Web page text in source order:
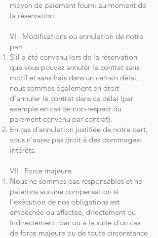
moyen de paiement fourni au moment de
la réservation.
VI . Modifications ou annulation de notre
part
S'il a été convenu lors de la réservation
que vous pouvez annuler le contrat sans
motif et sans frais dans un certain délai,
nous sommes également en droit
d'annuler le contrat dans ce délai (par
exemple en cas de non-respect du
paiement convenu par contrat).
En cas d'annulation justifiée de notre part,
vous n'aurez pas droit à des dommages-
intérêts.
VII . Force majeure
Nous ne sommes pas responsables et ne
paierons aucune compensation si
l'exécution de nos obligations est
empêchée ou affectée, directement ou
indirectement, par ou à la suite d'un cas
de force majeure ou de toute circonstance